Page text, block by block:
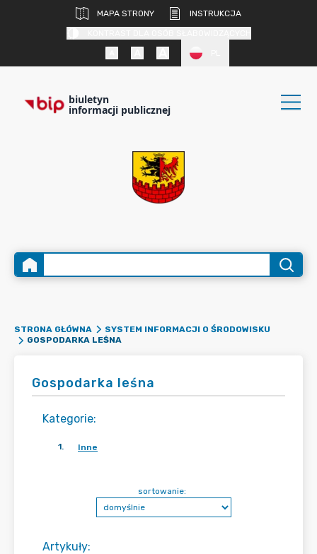
MAPA STRONY
INSTRUKCJA
biuletyn
informacji publicznej
STRONA GŁÓWNA
SYSTEM INFORMACJI O ŚRODOWISKU
GOSPODARKA LEŚNA
Gospodarka leśna
Kategorie:
1. Inne
Artykuły:
sortowanie: